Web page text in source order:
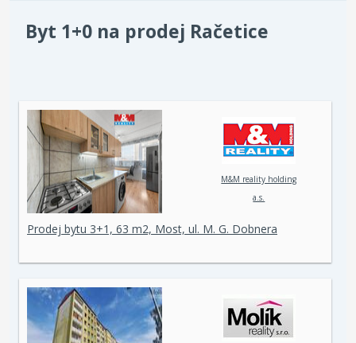
Byt 1+0 na prodej Račetice
M&M reality holding
a.s.
Prodej bytu 3+1, 63 m2, Most, ul. M. G. Dobnera